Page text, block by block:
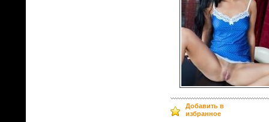
Добавить в
избранное